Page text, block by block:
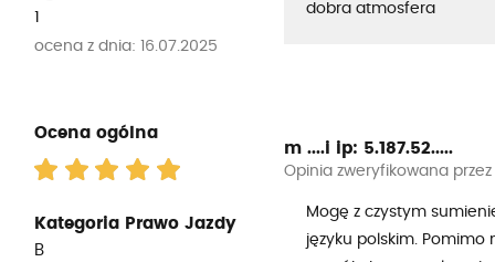
1
ocena z dnia: 16.07.2025
dobra atmosfera
Ocena ogólna
Kategoria Prawo Jazdy
B
m ....i ip: 5.187.52.....
Opinia zweryfikowana
Mogę z czystym
języku polskim. Pomimo